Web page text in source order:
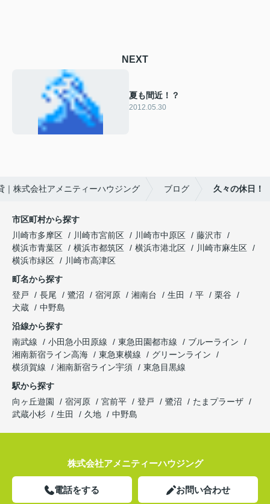
NEXT
夏も間近！？
2012.05.30
｜株式会社アメニティーハウジング ブログ 久々の休日！
市区町村から探す
川崎市多摩区
川崎市宮前区 川崎市中原区
藤沢市
横浜市青葉区
横浜市都筑区 横浜市港北区
川崎市麻生区
横浜市緑区
川崎市高津区
町名から探す
登戸
長尾 鷺沼 宿河原 湘南台 生田 平
栗谷
犬蔵
中野島
沿線から探す
南武線
小田急小田原線 東急田園都市線
ブルーライン
湘南新宿ライン高海
東急東横線
グリーンライン
横須賀線
湘南新宿ライン宇須
東急目黒線
駅から探す
向ヶ丘遊園
宿河原 宮前平 登戸 鷺沼
たまプラーザ
武蔵小杉
生田 久地 中野島
株式会社アメニティーハウジング
電話をする お問い合わせ